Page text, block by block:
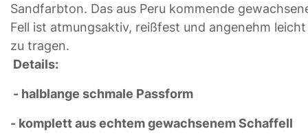
Sandfarbton. Das aus Peru kommende
Fell ist atmungsaktiv, reißfest und angenehm leicht
zu tragen.
Details:
- halblange schmale Passform
- komplett aus echtem gewachsenem Schaffell